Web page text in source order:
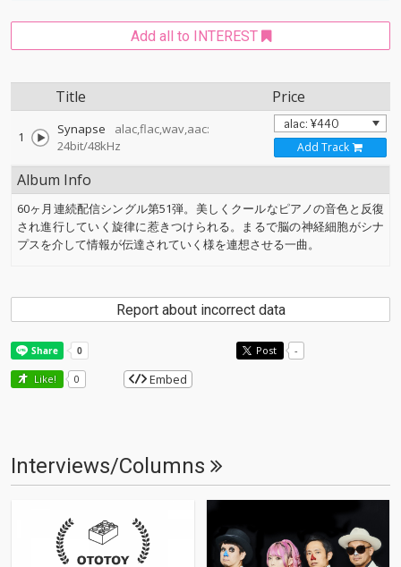
Add all to INTEREST
Title Price
1 Synapse
alac,flac,wav,aac:
24bit/48kHz
Add Track
Album Info
60ヶ月連続配信シングル第51弾。美しくクールなピアノの音色と反復
され進行していく旋律に惹きつけられる。まるで脳の神経細胞がシナ
プスを介して情報が伝達されていく様を連想させる一曲。
Report about incorrect data
Post -
Like! 0 Embed
Interviews/Columns